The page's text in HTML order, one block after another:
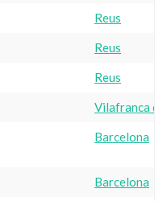
Reus
Reus
Reus
Vilafranca
Barcelona
Barcelona